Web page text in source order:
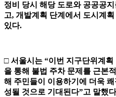
정비 당시 해당 도로와 공공공
고, 개발계획 단계에서 도시계
있다.
□ 서울시는 “이번 지구단위계획
을 통해 불법 주차 문제를 근본
해 주민들이 이용하기에 더욱
성될 것으로 기대된다”고 말했다